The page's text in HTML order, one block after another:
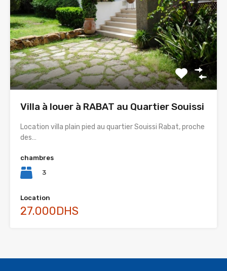
Villa à louer à RABAT au Quartier Souissi
Location villa plain pied au quartier Souissi Rabat, proche
des…
chambres
3
Location
27.000DHS